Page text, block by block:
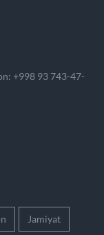
+998 93 743-47-
Jamiyat